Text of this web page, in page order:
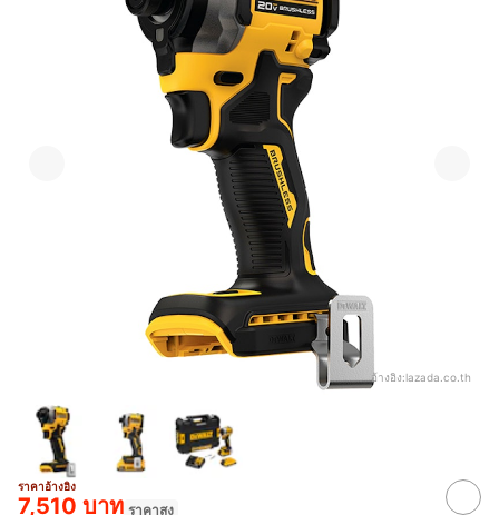
อ้างอิง:lazada.co.th
ราคาอ้างอิง
7,510 บาท ราคาสูง